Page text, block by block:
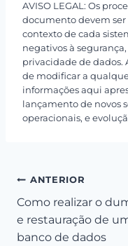
AVISO LEGAL: Os
documento devem ser
contexto de cada
negativos à
privacidade de dados.
de modificar a
informações aqui
lançamento de novos
operacionais, e
Navegação
de
Post
ANTERIOR
Como realizar o
e restauração de
banco de dados